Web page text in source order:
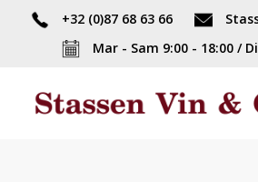
+32 (0)87 68 63 66
Mar - Sam 9:00 - 18:00 /